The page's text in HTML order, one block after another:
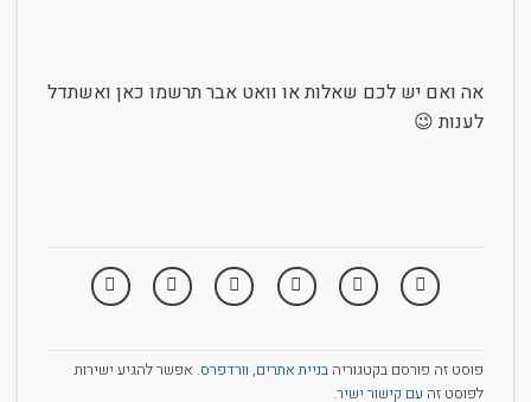
אה ואם יש לכם שאלות או וואט אבר תרשמו כאן ואשתדל
לענות 😉
פוסט זה פורסם בקטגוריה בניית אתרים, וורדפרס. אפשר להגיע ישירות
לפוסט זה עם קישור ישיר.